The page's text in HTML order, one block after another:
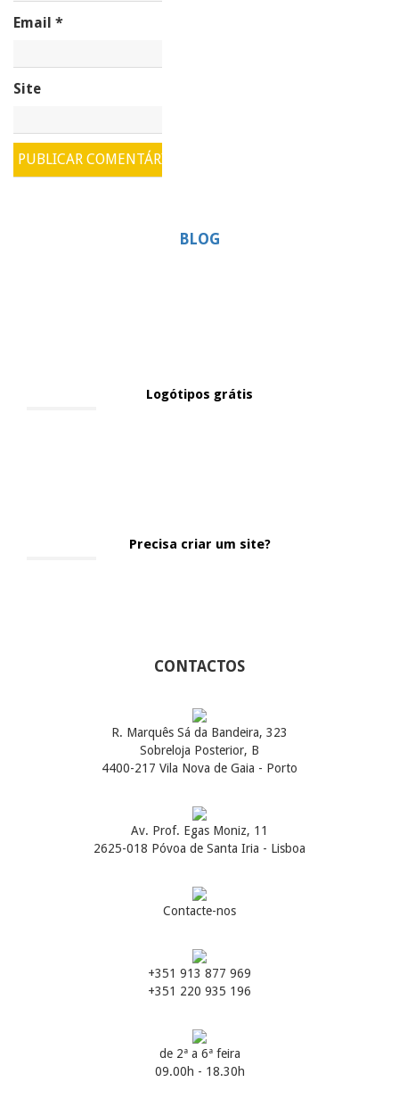
Email *
Site
BLOG
Logótipos grátis
Precisa criar um site?
CONTACTOS
R. Marquês Sá da Bandeira, 323
Sobreloja Posterior, B
4400-217 Vila Nova de Gaia - Porto
Av. Prof. Egas Moniz, 11
2625-018 Póvoa de Santa Iria - Lisboa
Contacte-nos
+351 913 877 969
+351 220 935 196
de 2ª a 6ª feira
09.00h - 18.30h